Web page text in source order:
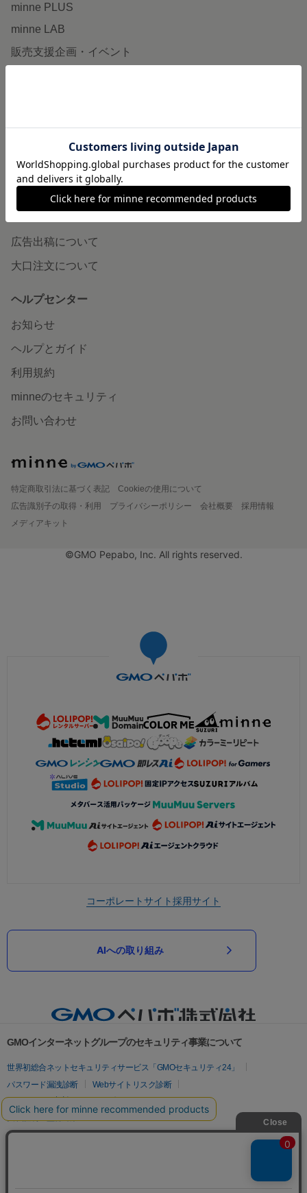
minne PLUS
minne LAB
販売支援企画・イベント
ニュース
minneの本
広告出稿について
大口注文について
ヘルプセンター
お知らせ
ヘルプとガイド
利用規約
minneのセキュリティ
お問い合わせ
特定商取引法に基づく表記
Cookieの使用について
広告識別子の取得・利用
プライバシーポリシー 会社概要
採用情報
メディアキット
©GMO Pepabo, Inc. All rights reserved.
コーポレートサイト採用サイト
AIへの取り組み
GMOインターネットグループのセキュリティ事業について
世界初総合ネットセキュリティサービス「GMOセキュリティ24」
パスワード漏洩診断
Webサイトリスク診断
セキュリティ相談AIチャットボット
実在証明・盗聴対策
サイバー攻撃対策（GMOサイバーセキュリティ byイエラエ）